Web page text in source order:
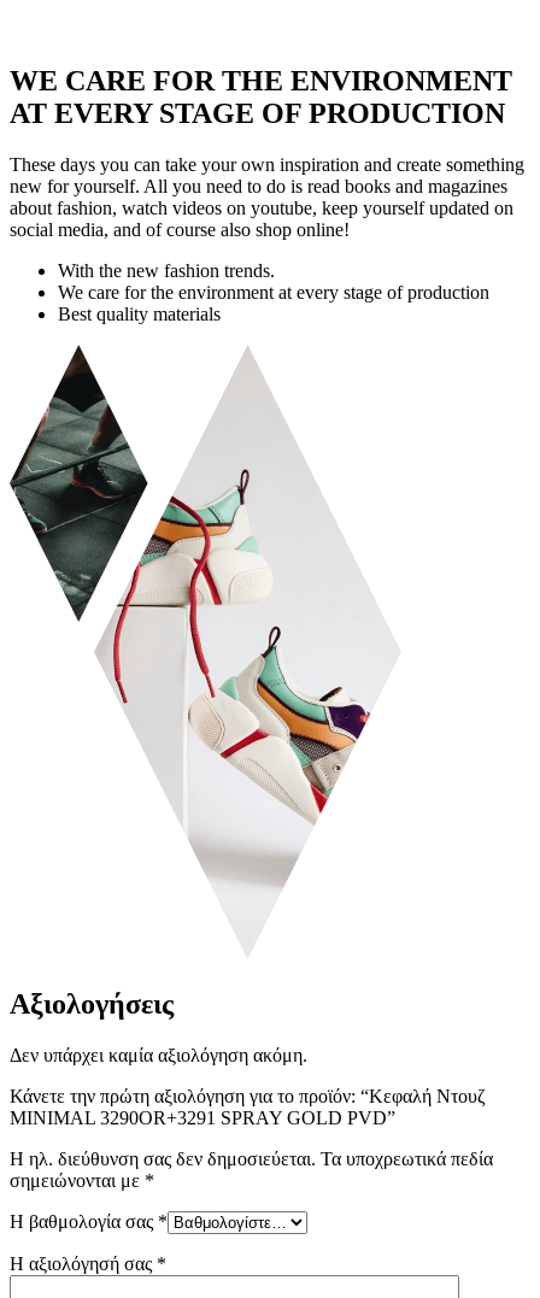
WE CARE FOR THE ENVIRONMENT
AT EVERY STAGE OF PRODUCTION
These days you can take your own inspiration and create something
new for yourself. All you need to do is read books and magazines
about fashion, watch videos on youtube, keep yourself updated on
social media, and of course also shop online!
With the new fashion trends.
We care for the environment at every stage of production
Best quality materials
Αξιολογήσεις
Δεν υπάρχει καμία αξιολόγηση ακόμη.
Κάνετε την πρώτη αξιολόγηση για το προϊόν: “Κεφαλή Ντουζ
MINIMAL 3290OR+3291 SPRAY GOLD PVD”
Η ηλ. διεύθυνση σας δεν δημοσιεύεται. Τα υποχρεωτικά πεδία
σημειώνονται με *
Η βαθμολογία σας *
Η αξιολόγησή σας *